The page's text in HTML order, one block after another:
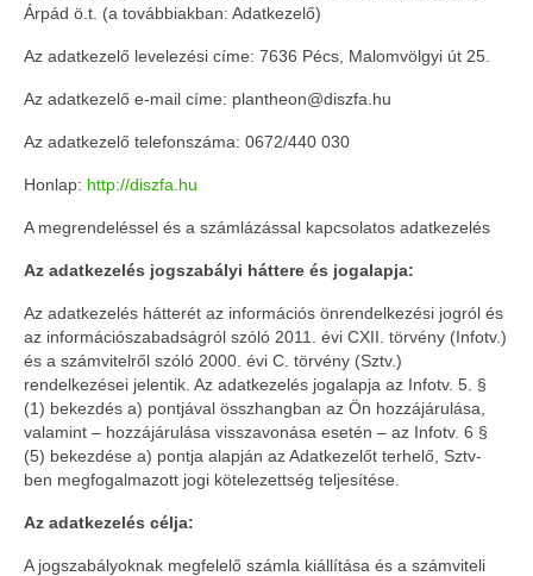
Árpád ö.t. (a továbbiakban: Adatkezelő)
Az adatkezelő levelezési címe: 7636 Pécs, Malomvölgyi út 25.
Az adatkezelő e-mail címe: plantheon@diszfa.hu
Az adatkezelő telefonszáma: 0672/440 030
Honlap: http://diszfa.hu
A megrendeléssel és a számlázással kapcsolatos adatkezelés
Az adatkezelés jogszabályi háttere és jogalapja:
Az adatkezelés hátterét az információs önrendelkezési jogról és
az információszabadságról szóló 2011. évi CXII. törvény (Infotv.)
és a számvitelről szóló 2000. évi C. törvény (Sztv.)
rendelkezései jelentik. Az adatkezelés jogalapja az Infotv. 5. §
(1) bekezdés a) pontjával összhangban az Ön hozzájárulása,
valamint – hozzájárulása visszavonása esetén – az Infotv. 6 §
(5) bekezdése a) pontja alapján az Adatkezelőt terhelő, Sztv-
ben megfogalmazott jogi kötelezettség teljesítése.
Az adatkezelés célja:
A jogszabályoknak megfelelő számla kiállítása és a számviteli